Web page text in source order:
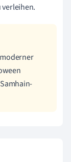
verleihen.